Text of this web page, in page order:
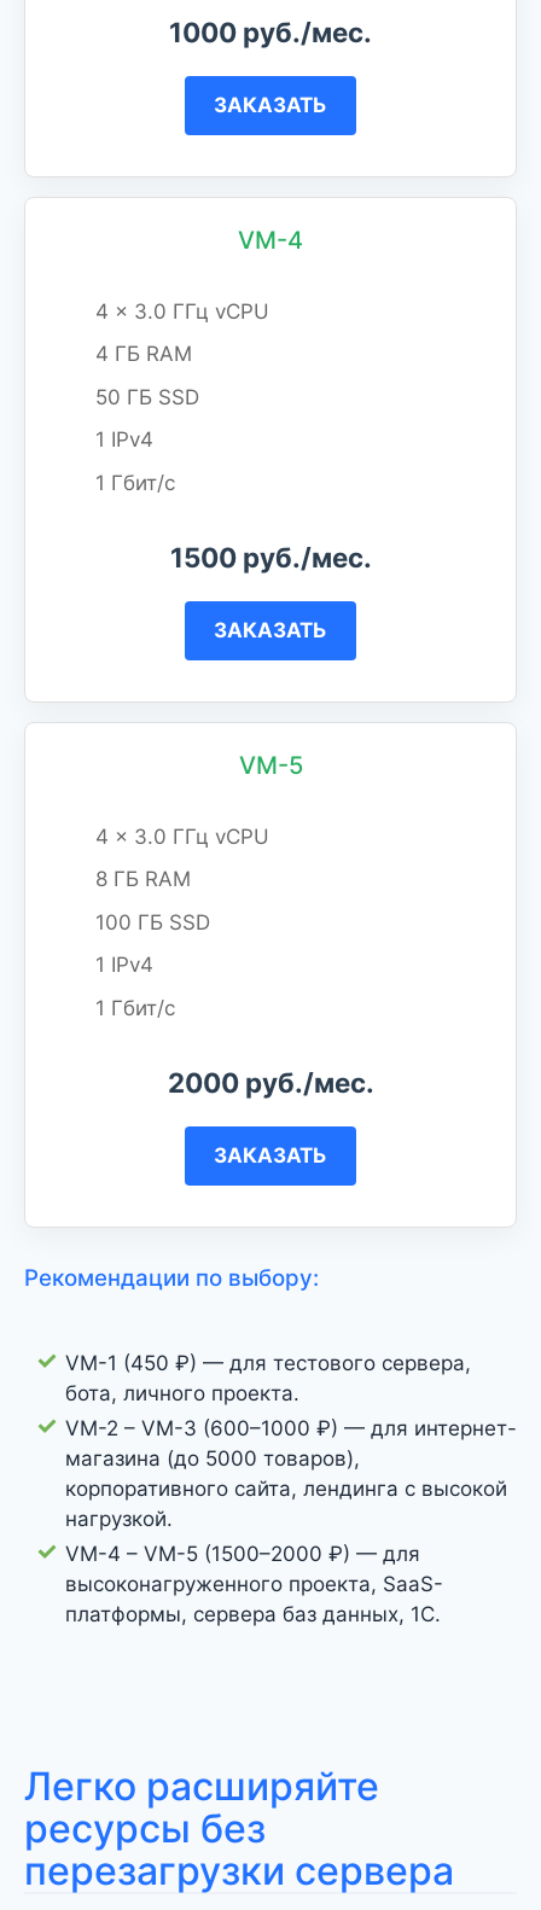
1000 руб./мес.
ЗАКАЗАТЬ
VM-4
4 x 3.0 ГГц vCPU
4 ГБ RAM
50 ГБ SSD
1 IPv4
1 Гбит/с
1500 руб./мес.
ЗАКАЗАТЬ
VM-5
4 x 3.0 ГГц vCPU
8 ГБ RAM
100 ГБ SSD
1 IPv4
1 Гбит/с
2000 руб./мес.
ЗАКАЗАТЬ
Рекомендации по выбору:
VM-1 (450 ₽) — для тестового сервера,
бота, личного проекта.
VM-2 – VM-3 (600–1000 ₽) — для интернет-
магазина (до 5000 товаров),
корпоративного сайта, лендинга с высокой
нагрузкой.
VM-4 – VM-5 (1500–2000 ₽) — для
высоконагруженного проекта, SaaS-
платформы, сервера баз данных, 1С.
Легко расширяйте
ресурсы без
перезагрузки сервера